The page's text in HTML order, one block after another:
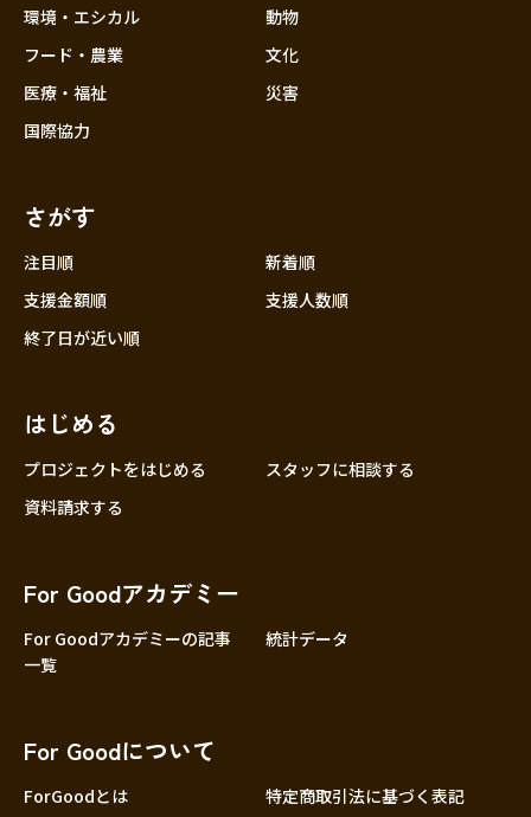
近畿
中国
環境・エシカル
フード・農業
医療・福祉
国際協力
動物
文化
災害
さがす
注目順
新着順
支援金額順
支援人数順
終了日が近い順
はじめる
プロジェクトをはじめる
スタッフに相談する
資料請求する
For Goodアカデミー
For Goodアカデミーの記事
一覧
統計データ
For Goodについて
ForGoodとは
特定商取引法に基づく表記